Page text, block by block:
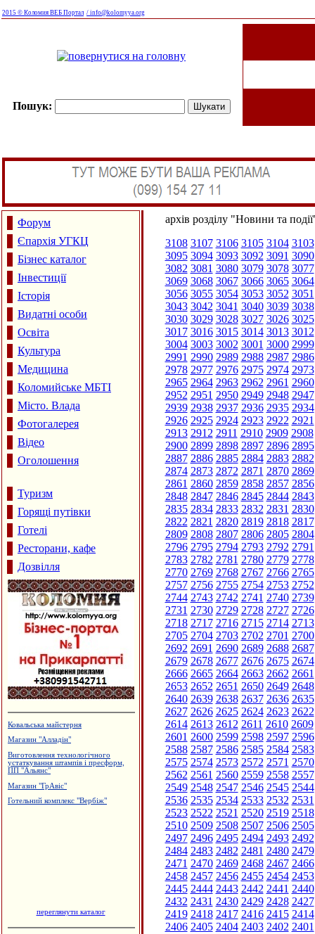
2015 © Коломия ВЕБ Портал / info@kolomyya.org
Пошук:
Форум
Єпархія УГКЦ
Бізнес каталог
Інвестиції
Історія
Видатні особи
Освіта
Культура
Медицина
Коломийське МБТІ
Місто. Влада
Фотогалерея
Відео
Оголошення
Туризм
Горящі путівки
Готелі
Ресторани, кафе
Дозвілля
Ковальська майстерня
Магазин "Алладін"
Виготовлення технологічного
устаткування штампів і пресформ,
ПП "Альянс"
Магазин "ГрАвіс"
Готельний комплекс "Вербіж"
переглянути каталог
архів розділу "Новини та
3108 3107 3106 3105 3104 3103
3095 3094 3093 3092 3091 3090
3082 3081 3080 3079 3078 3077
3069 3068 3067 3066 3065 3064
3056 3055 3054 3053 3052 3051
3043 3042 3041 3040 3039 3038
3030 3029 3028 3027 3026 3025
3017 3016 3015 3014 3013 3012
3004 3003 3002 3001 3000 2999
2991 2990 2989 2988 2987 2986
2978 2977 2976 2975 2974 2973
2965 2964 2963 2962 2961 2960
2952 2951 2950 2949 2948 2947
2939 2938 2937 2936 2935 2934
2926 2925 2924 2923 2922 2921
2913 2912 2911 2910 2909 2908
2900 2899 2898 2897 2896 2895
2887 2886 2885 2884 2883 2882
2874 2873 2872 2871 2870 2869
2861 2860 2859 2858 2857 2856
2848 2847 2846 2845 2844 2843
2835 2834 2833 2832 2831 2830
2822 2821 2820 2819 2818 2817
2809 2808 2807 2806 2805 2804
2796 2795 2794 2793 2792 2791
2783 2782 2781 2780 2779 2778
2770 2769 2768 2767 2766 2765
2757 2756 2755 2754 2753 2752
2744 2743 2742 2741 2740 2739
2731 2730 2729 2728 2727 2726
2718 2717 2716 2715 2714 2713
2705 2704 2703 2702 2701 2700
2692 2691 2690 2689 2688 2687
2679 2678 2677 2676 2675 2674
2666 2665 2664 2663 2662 2661
2653 2652 2651 2650 2649 2648
2640 2639 2638 2637 2636 2635
2627 2626 2625 2624 2623 2622
2614 2613 2612 2611 2610 2609
2601 2600 2599 2598 2597 2596
2588 2587 2586 2585 2584 2583
2575 2574 2573 2572 2571 2570
2562 2561 2560 2559 2558 2557
2549 2548 2547 2546 2545 2544
2536 2535 2534 2533 2532 2531
2523 2522 2521 2520 2519 2518
2510 2509 2508 2507 2506 2505
2497 2496 2495 2494 2493 2492
2484 2483 2482 2481 2480 2479
2471 2470 2469 2468 2467 2466
2458 2457 2456 2455 2454 2453
2445 2444 2443 2442 2441 2440
2432 2431 2430 2429 2428 2427
2419 2418 2417 2416 2415 2414
2406 2405 2404 2403 2402 2401